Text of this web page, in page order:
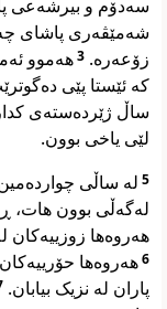
سەدۆم و بیرشەعی
شەمێڤەری پاشای
زۆعەرە. 3هەموو
کە ئێستا پێی
ساڵ ژێردەستەی
لێی یاخی بوون.
5 لە ساڵی
لەگەڵی بوون هات،
هەروەها زوزییەکان
6هەروەها حۆرییەکان
پاران لە نزیک بیابان.